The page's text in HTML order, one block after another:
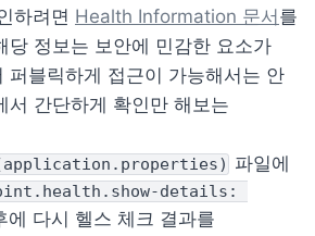
하려면 Health Information 문서 를
당 정보는 보안에 민감한 요소가
퍼블릭하게 접근이 가능해서는 안
서 간단하게 확인만 해보는
details:
에 다시 헬스 체크 결과를